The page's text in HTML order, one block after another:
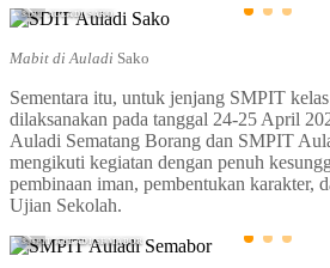
SDIT AULADI SAKO
Mabit di Auladi Sako
Sementara itu, untuk jenjang SMPIT
dilaksanakan pada tanggal 24-25 April
Auladi Sematang Borang dan SMPIT
mengikuti kegiatan dengan penuh
pembinaan iman, pembentukan karakter,
Ujian Sekolah.
SMPIT AULADI SEMABOR